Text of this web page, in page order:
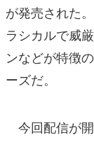
が発売された
ラシカルで威
ンなどが特徴
ーズだ。
今回配信が